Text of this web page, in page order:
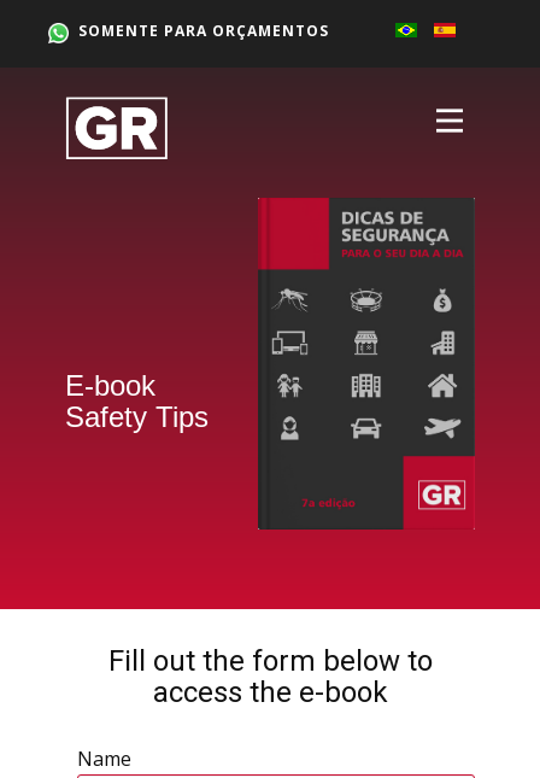
SOMENTE PARA ORÇAMENTOS
E-book
Safety Tips
Fill out the form below to
access the e-book
Name